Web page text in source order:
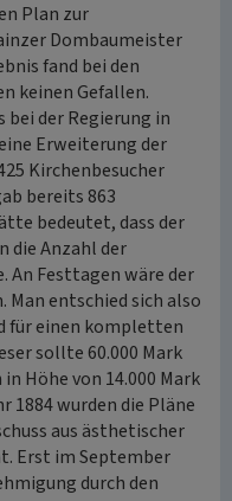
Plan zur
Dombaumeister
fand bei den
keinen Gefallen.
bei der Regierung in
Erweiterung der
Kirchenbesucher
bereits 863
bedeutet, dass der
die Anzahl der
An Festtagen wäre der
entschied sich also
für einen kompletten
sollte 60.000 Mark
Höhe von 14.000 Mark
1884 wurden die Pläne
aus ästhetischer
Erst im September
durch den